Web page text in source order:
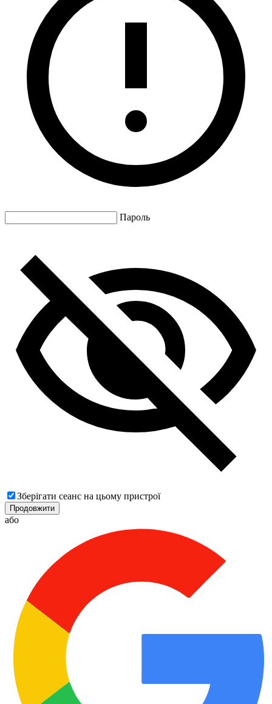
Пароль
Зберігати сеанс на цьому пристрої
Продовжити
або